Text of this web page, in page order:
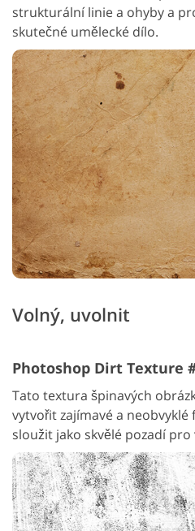
strukturální linie a ohyby a
skutečné umělecké dílo.
Volný, uvolnit
Photoshop Dirt Texture
Tato textura špinavých
vytvořit zajímavé a
sloužit jako skvělé pozadí pro